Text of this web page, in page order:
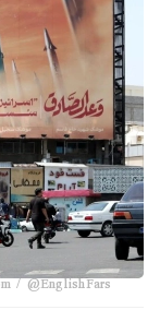
/ @EnglishFars